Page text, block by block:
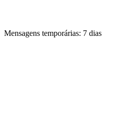
Mensagens temporárias: 7 dias